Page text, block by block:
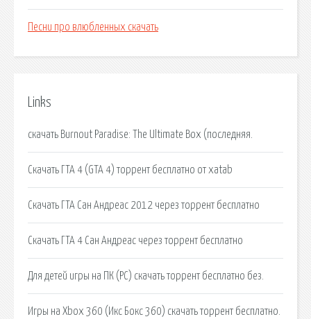
Песни про влюбленных скачать
Links
скачать Burnout Paradise: The Ultimate Box (последняя.
Скачать ГТА 4 (GTA 4) торрент бесплатно от xatab
Скачать ГТА Сан Андреас 2012 через торрент бесплатно
Скачать ГТА 4 Сан Андреас через торрент бесплатно
Для детей игры на ПК (PC) скачать торрент бесплатно без.
Игры на Xbox 360 (Икс Бокс 360) скачать торрент бесплатно.